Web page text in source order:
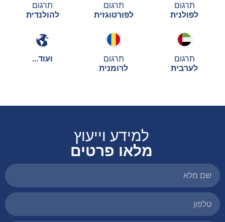
תרגום
לפולנית
תרגום
לפורטוגזית
תרגום
להולנדית
תרגום
לערבית
תרגום
לרומנית
ועוד...
למידע וייעוץ
מלאו פרטים